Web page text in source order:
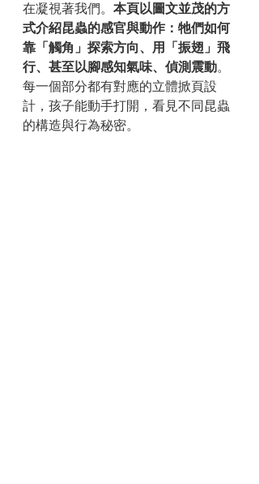
在凝視著我們。 本頁以圖文並茂的方
式介紹昆蟲的感官與動作：牠們如何
靠「觸角」探索方向、用「振翅」飛
行、甚至以腳感知氣味、偵測震動。
每一個部分都有對應的立體掀頁設
計，孩子能動手打開，看見不同昆蟲
的構造與行為秘密。